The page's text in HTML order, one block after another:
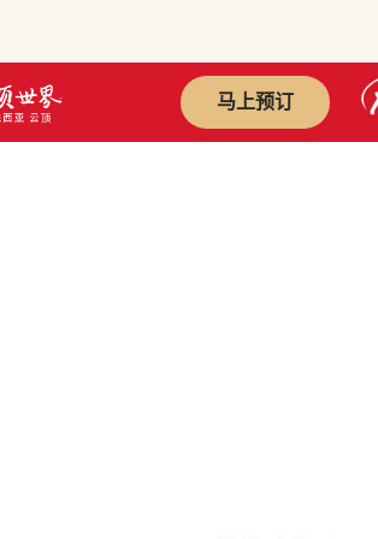
马上预订